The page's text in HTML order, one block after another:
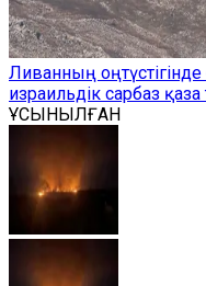
Ливанның
израильдік сарбаз
ҰСЫНЫЛҒАН